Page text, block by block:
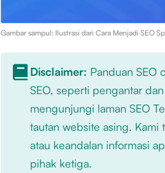
Gambar sampul: Ilustrasi dari Cara Menjadi SEO
Disclaimer: Panduan SEO
SEO, seperti pengantar
mengunjungi laman SEO
tautan website asing. Kami
atau keandalan informasi
pihak ketiga.